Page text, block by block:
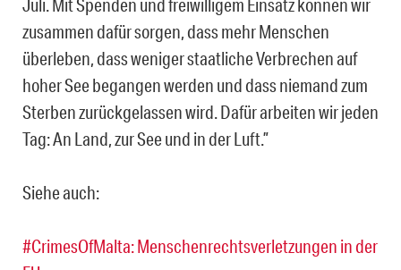
Juli. Mit Spenden und freiwilligem Einsatz können wir
zusammen dafür sorgen, dass mehr Menschen
überleben, dass weniger staatliche Verbrechen auf
hoher See begangen werden und dass niemand zum
Sterben zurückgelassen wird. Dafür arbeiten wir jeden
Tag: An Land, zur See und in der Luft.”
Siehe auch:
#CrimesOfMalta: Menschenrechtsverletzungen in der